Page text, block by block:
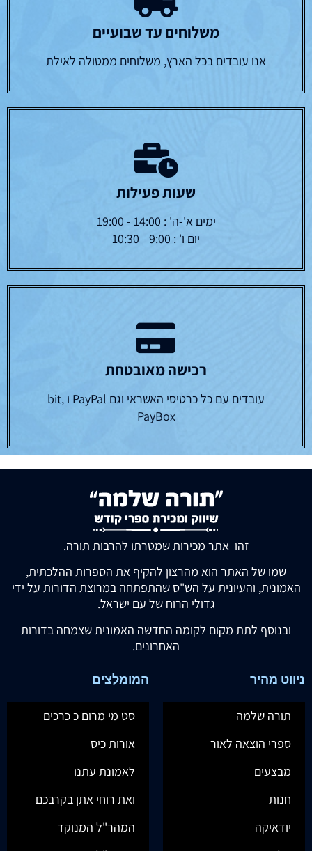
משלוחים עד שבועיים
אנו עובדים בכל הארץ, משלוחים ממטולה לאילת
שעות פעילות
ימים א'-ה' : 14:00 - 19:00
יום ו' : 9:00 - 10:30
רכישה מאובטחת
עובדים עם כל כרטיסי האשראי וגם PayPal ו bit,
PayBox
זהו אתר מכירות שמטרתו להרבות תורה.
שמו של האתר הוא מהרצון להקיף את הספרות ההלכתית,
האמונית, והעיונית על הש"ס שהתפתחה במרוצת הדורות על ידי
גדולי הרוח של עם ישראל.
ובנוסף לתת מקום לקומה החדשה האמונית שצמחה בדורות
האחרונים.
ניווט מהיר
תורה שלמה
ספרי הוצאה לאור
מבצעים
חנות
יודאיקה
המומלצים
סט מי מרום כ כרכים
אורות כיס
לאמונת עתנו
ואת רוחי אתן בקרבכם
המהר"ל המנוקד